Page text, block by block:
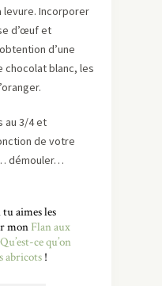
levure. Incorporer
d’œuf et
d’une
blanc, les
au 3/4 et
de votre
démouler…
aimes les
mon Flan aux
Qu’est-ce qu’on
abricots !